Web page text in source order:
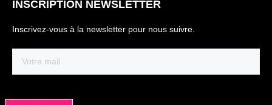
INSCRIPTION NEWSLETTER
Inscrivez-vous à la newsletter pour nous suivre.